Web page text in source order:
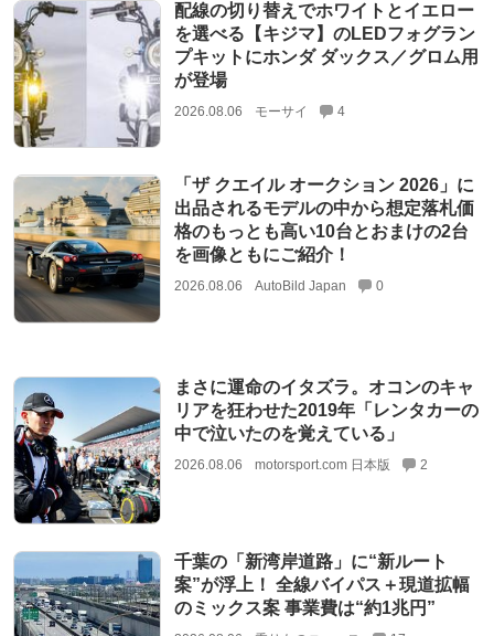
配線の切り替えでホワイトとイエロー
を選べる【キジマ】のLEDフォグラン
プキットにホンダ ダックス／グロム用
が登場
2026.08.06 モーサイ 4
「ザ クエイル オークション 2026」に
出品されるモデルの中から想定落札価
格のもっとも高い10台とおまけの2台
を画像ともにご紹介！
2026.08.06 AutoBild Japan 0
まさに運命のイタズラ。オコンのキャ
リアを狂わせた2019年「レンタカーの
中で泣いたのを覚えている」
2026.08.06 motorsport.com 日本版 2
千葉の「新湾岸道路」に“新ルート
案”が浮上！ 全線バイパス＋現道拡幅
のミックス案 事業費は“約1兆円”